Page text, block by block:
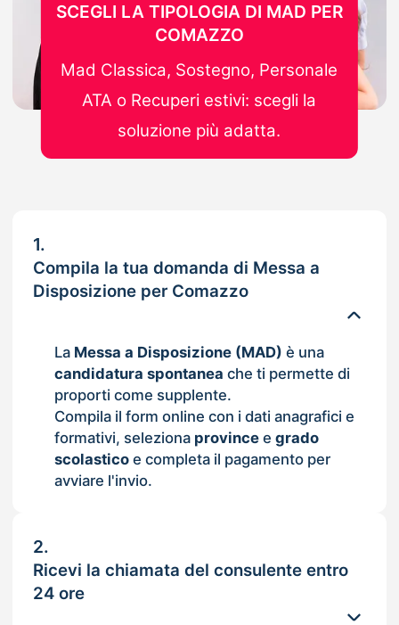
1.
Compila la tua domanda di Messa a
Disposizione per Comazzo
La Messa a Disposizione (MAD) è una
candidatura spontanea che ti permette di
proporti come supplente.
Compila il form online con i dati anagrafici e
formativi, seleziona provincee grado
scolasticoe completa il pagamento per
avviare l'invio.
2.
Ricevi la chiamata del consulente entro
24 ore
SCEGLI LA TIPOLOGIA DI MAD PER
COMAZZO
Mad Classica, Sostegno, Personale
ATA o Recuperi estivi: scegli la
soluzione più adatta.